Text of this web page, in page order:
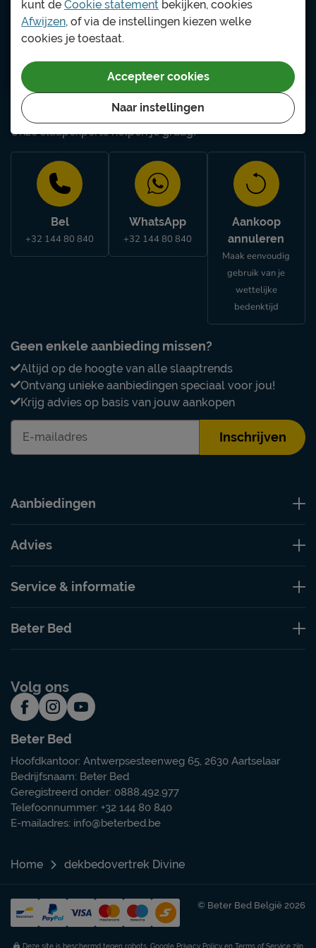
Hulp of advies nodig?
Onze slaapexperts helpen je graag!
Bel
+32 144 80 840
WhatsApp
+32 144 80 840
Aankoop
annuleren
Maak eenvoudig
gebruik van je
wettelijke
bedenktijd
Geen enkele aanbieding missen?
Altijd op de hoogte van alle slaaptrends
Ontvang unieke aanbiedingen speciaal voor jou!
Krijg advies op basis van jouw aankopen
Inschrijven
Vind jouw winkel
Ga naar winkelzoeker
Aanbiedingen
Advies
Service & informatie
Beter Bed
Volg ons
Beter Bed
Hoofdkantoor: Antwerpsesteenweg 65, 2630 Aartselaar
Bedrijfsnaam: Beter Bed
Geregistreerd onder: 0888.492.977
Telefoonnummer: +32 144 80 840
E-mailadres: info@beterbed.be
Home dekbedovertrek Divine
© Beter Bed België 2026
Deze site is beschermd tegen robots. Google Privacy Policyen Terms of Servicezijn
kunt de Cookie statement bekijken, cookies
Afwijzen, of via de instellingen kiezen welke
cookies je toestaat.
Naar instellingen
Accepteer cookies